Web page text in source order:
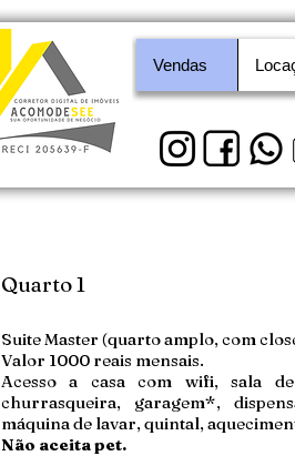
Vendas
Quarto 1
Suite Master (quarto amplo, com
Valor 1000 reais mensais.
Acesso a casa com wifi, sala
churrasqueira, garagem*,
máquina de lavar, quintal,
Não aceita pet.